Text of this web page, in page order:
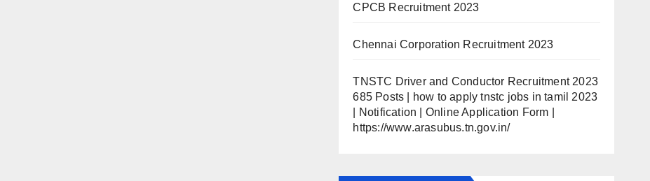
CPCB Recruitment 2023
Chennai Corporation Recruitment 2023
TNSTC Driver and Conductor Recruitment 2023
685 Posts | how to apply tnstc jobs in tamil 2023
| Notification | Online Application Form |
https://www.arasubus.tn.gov.in/